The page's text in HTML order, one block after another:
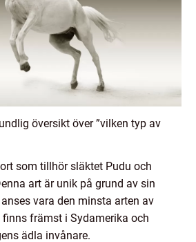
översikt över ”vilken typ av
som tillhör släktet Pudu och
art är unik på grund av sin
vara den minsta arten av
finns främst i Sydamerika och
ädla invånare.